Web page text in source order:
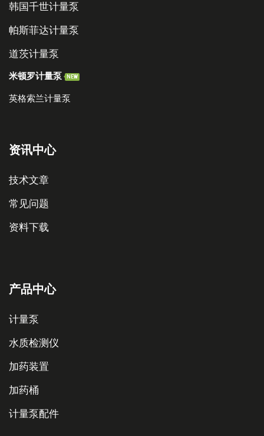
韩国千世计量泵
帕斯菲达计量泵
道茨计量泵
米顿罗计量泵 NEW
英格索兰计量泵
资讯中心
技术文章
常见问题
资料下载
产品中心
计量泵
水质检测仪
加药装置
加药桶
计量泵配件